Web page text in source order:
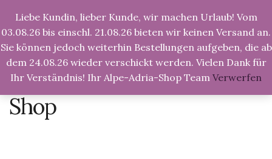
Liebe Kundin, lieber Kunde, wir machen Urlaub! Vom
03.08.26 bis einschl. 21.08.26 bieten wir keinen Versand an.
Sie können jedoch weiterhin Bestellungen aufgeben, die ab
dem 24.08.26 wieder verschickt werden. Vielen Dank für
Ihr Verständnis! Ihr Alpe-Adria-Shop Team Verwerfen
Alpe-Adria-Shop.de >Produkte >Pelješac 0,75l
Shop